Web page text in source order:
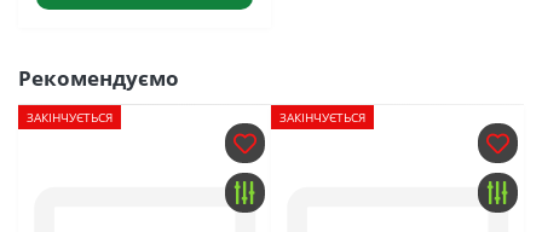
Рекомендуємо
ЗАКІНЧУЄТЬСЯ ЗАКІНЧУЄТЬСЯ